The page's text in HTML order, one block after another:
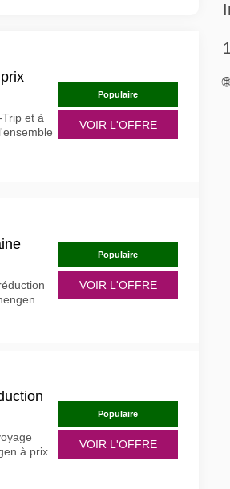
et à
Populaire
VOIR L'OFFRE
Populaire
VOIR L'OFFRE
à prix
Populaire
VOIR L'OFFRE